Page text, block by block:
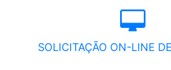
SOLICITAÇÃO ON-LINE